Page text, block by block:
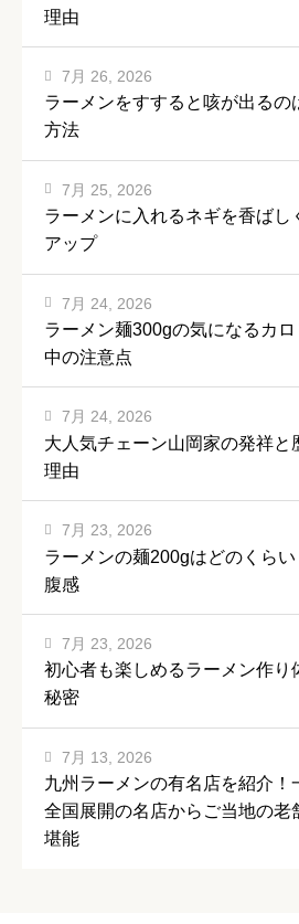
理由
ラーメンをすすると咳が出るの
方法
7月 26, 2026
ラーメンに入れるネギを香ばし
アップ
7月 25, 2026
ラーメン麺300gの気になるカ
中の注意点
7月 24, 2026
大人気チェーン山岡家の発祥と
理由
7月 24, 2026
ラーメンの麺200gはどのくら
腹感
7月 23, 2026
初心者も楽しめるラーメン作り
秘密
7月 23, 2026
九州ラーメンの有名店を紹介！
全国展開の名店からご当地の老
堪能
7月 13, 2026